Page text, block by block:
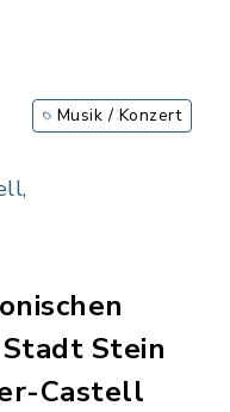
Musik / Konzert
Stein
Castell